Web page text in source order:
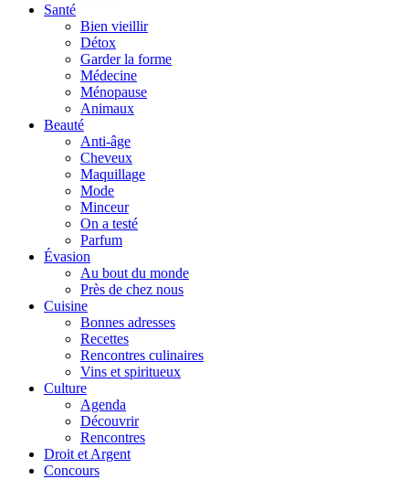
Santé
Bien vieillir
Détox
Garder la forme
Médecine
Ménopause
Animaux
Beauté
Anti-âge
Cheveux
Maquillage
Mode
Minceur
On a testé
Parfum
Évasion
Au bout du monde
Près de chez nous
Cuisine
Bonnes adresses
Recettes
Rencontres culinaires
Vins et spiritueux
Culture
Agenda
Découvrir
Rencontres
Droit et Argent
Concours